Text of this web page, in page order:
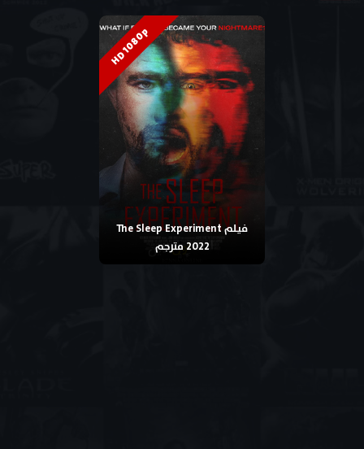
HD 1080p
فيلم The Sleep Experiment
2022 مترجم